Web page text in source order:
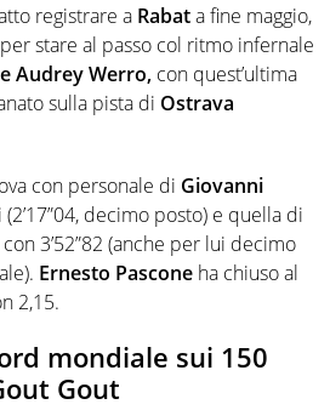
registrare a Rabata fine maggio,
stare al passo col ritmo infernale
Audrey Werro, con quest’ultima
sulla pista di Ostrava
con personale di Giovanni
decimo posto) e quella di
3’52”82 (anche per lui decimo
Ernesto Pascone ha chiuso al
2,15.
mondiale sui 150
Gout